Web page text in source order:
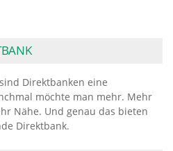
Direktbanken eine
möchte man mehr. Mehr
Nähe. Und genau das bieten
Direktbank.